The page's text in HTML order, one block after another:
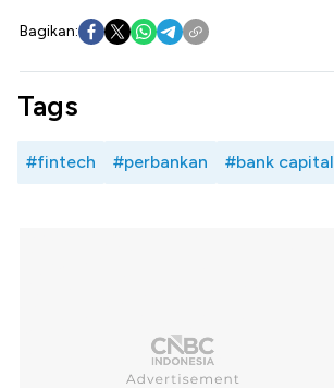
Bagikan:
Tags
#fintech #perbankan #bank capital